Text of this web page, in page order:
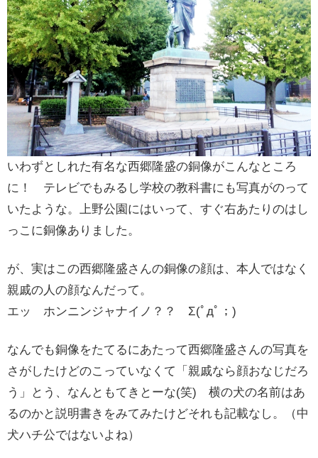
いわずとしれた有名な西郷隆盛の銅像がこんなところ
に！ テレビでもみるし学校の教科書にも写真がのって
いたような。上野公園にはいって、すぐ右あたりのはし
っこに銅像ありました。
が、実はこの西郷隆盛さんの銅像の顔は、本人ではなく
親戚の人の顔なんだって。
エッ ホンニンジャナイノ？？ Σ(ﾟдﾟ；)
なんでも銅像をたてるにあたって西郷隆盛さんの写真を
さがしたけどのこっていなくて「親戚なら顔おなじだろ
う」とう、なんともてきとーな(笑) 横の犬の名前はあ
るのかと説明書きをみてみたけどそれも記載なし。（中
犬ハチ公ではないよね）